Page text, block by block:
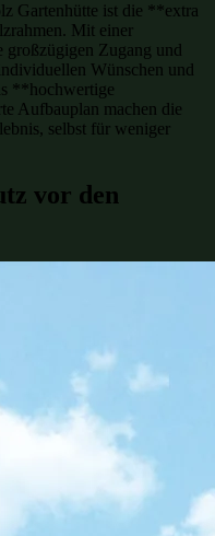
Gartenhütte ist die **extra
Mit einer
großzügigen Zugang und
Wünschen und
**hochwertige
Aufbauplan machen die
selbst für weniger
vor den